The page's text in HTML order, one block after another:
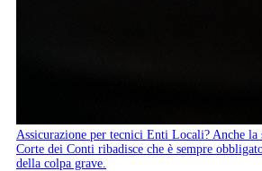
Assicurazione per tecnici Enti Locali? Anche la
Corte dei Conti ribadisce che è sempre
della colpa grave.